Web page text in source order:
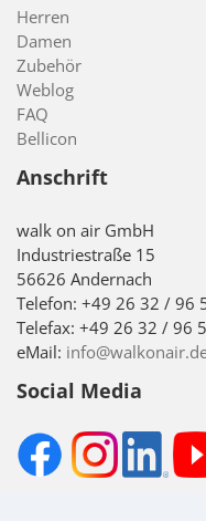
Herren
Damen
Zubehör
Weblog
FAQ
Bellicon
Anschrift
walk on air GmbH
Industriestraße 15
56626 Andernach
Telefon: +49 26 32 / 96
Telefax: +49 26 32 / 96
eMail:
Social Media